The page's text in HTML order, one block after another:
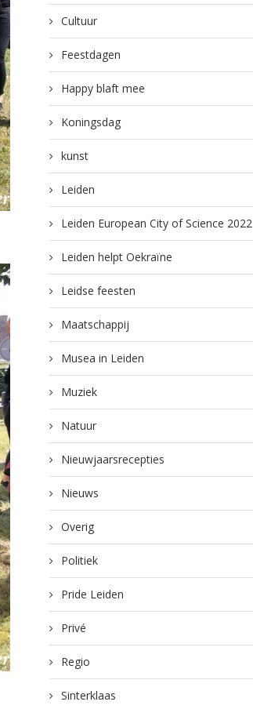
Cultuur
Feestdagen
Happy blaft mee
Koningsdag
kunst
Leiden
Leiden European City of Science 2022
Leiden helpt Oekraïne
Leidse feesten
Maatschappij
Musea in Leiden
Muziek
Natuur
Nieuwjaarsrecepties
Nieuws
Overig
Politiek
Pride Leiden
Privé
Regio
Sinterklaas